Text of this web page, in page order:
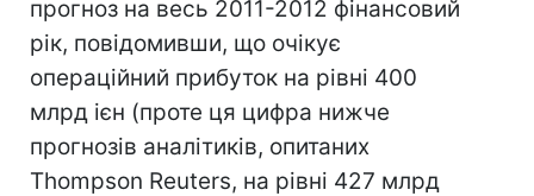
прогноз на весь 2011-2012 фінансовий
рік, повідомивши, що очікує
операційний прибуток на рівні 400
млрд ієн (проте ця цифра нижче
прогнозів аналітиків, опитаних
Thompson Reuters, на рівні 427 млрд